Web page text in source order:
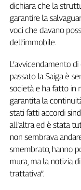
InFlai
Le
trasmissioni
tv
Work
in
Progress
nel
Lavoro
Territori
Abruzzo-
Molise
Alto
dichiara che la
garantire la
voci che davano
dell’immobile.
L’avvicendamento
passato la Saiga è
società e ha fatto in
garantita la
stati fatti accordi
all’altra ed è stata
non sembrava
smembrato, hanno
mura, ma la notizia
trattativa”.